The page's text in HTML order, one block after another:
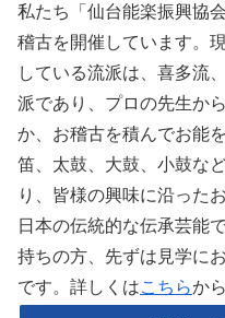
私たち「仙台能楽振興協
稽古を開催しています。
している流派は、喜多流
派であり、プロの先生か
か、お稽古を積んでお能
笛、太鼓、大鼓、小鼓な
り、皆様の興味に沿った
日本の伝統的な伝承芸能
持ちの方、先ずは見学に
です。詳しくはこちらか